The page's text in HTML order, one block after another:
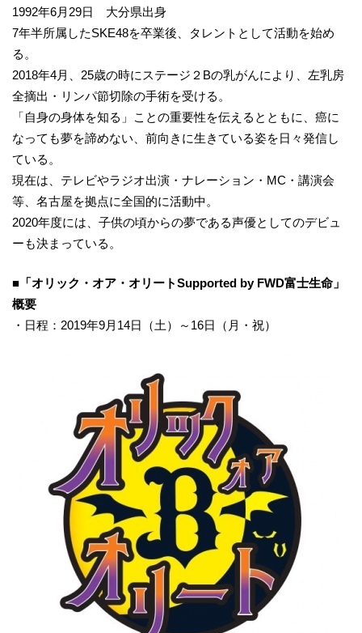
1992年6月29日 大分県出身
7年半所属したSKE48を卒業後、タレントとして活動を始め
る。
2018年4月、25歳の時にステージ２Bの乳がんにより、左乳房
全摘出・リンパ節切除の手術を受ける。
「自身の身体を知る」ことの重要性を伝えるとともに、癌に
なっても夢を諦めない、前向きに生きている姿を日々発信し
ている。
現在は、テレビやラジオ出演・ナレーション・MC・講演会
等、名古屋を拠点に全国的に活動中。
2020年度には、子供の頃からの夢である声優としてのデビュ
ーも決まっている。
■ 「オリック・オア・オリートSupported by FWD富士生命」
概要
・日程：2019年9月14日（土）～16日（月・祝）